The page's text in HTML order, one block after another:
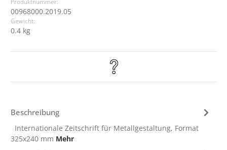
Produktnummer:
00968000.2019.05
Gewicht:
0.4 kg
Beschreibung
Internationale Zeitschrift für Metallgestaltung, Format
325x240 mm Mehr